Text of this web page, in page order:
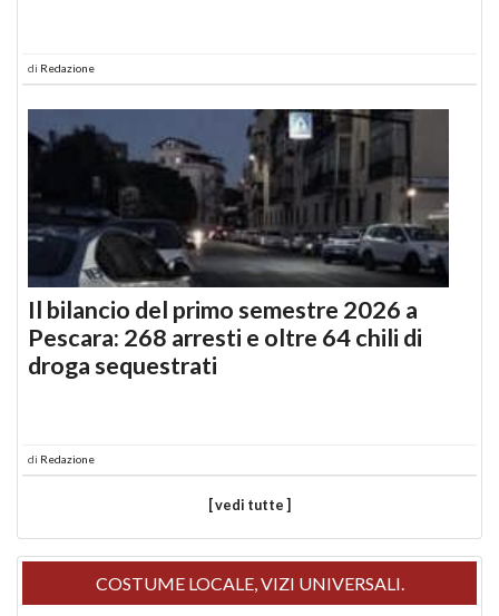
di Redazione
Il bilancio del primo semestre 2026 a
Pescara: 268 arresti e oltre 64 chili di
droga sequestrati
di Redazione
[ vedi tutte ]
COSTUME LOCALE, VIZI UNIVERSALI.